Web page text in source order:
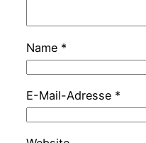
Name *
E-Mail-Adresse *